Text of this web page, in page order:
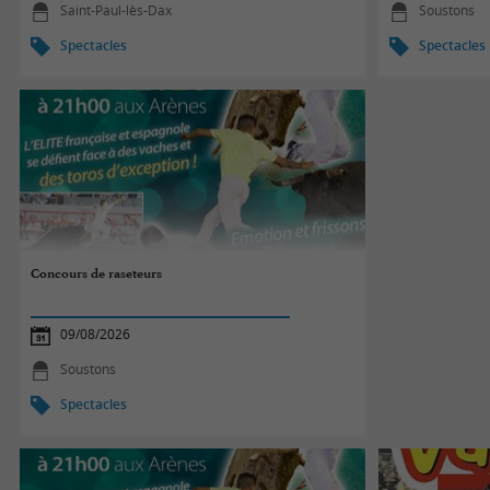
Saint-Paul-lès-Dax
Spectacles
Soustons
Spectacles
Concours de raseteurs
09/08/2026
Soustons
Spectacles